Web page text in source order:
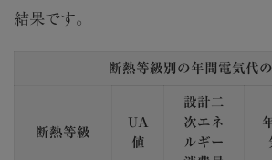
結果です。
断熱等級別の年間電気代
断熱等級
UA
値
設計二
次エネ
ルギー